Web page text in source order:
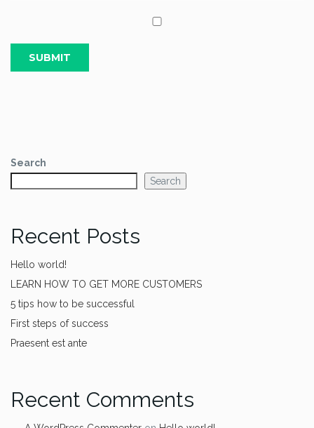
Search
Search
Recent Posts
Hello world!
LEARN HOW TO GET MORE CUSTOMERS
5 tips how to be successful
First steps of success
Praesent est ante
Recent Comments